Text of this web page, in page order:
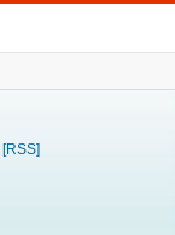
[RSS]